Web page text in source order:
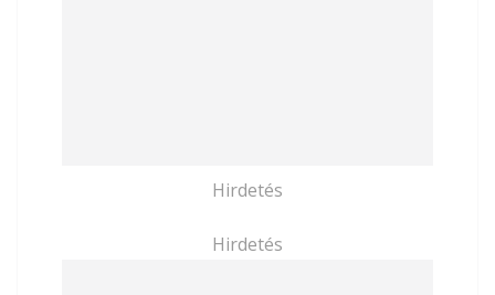
Hirdetés
Hirdetés